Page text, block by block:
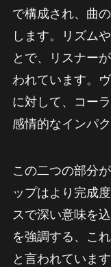
で構成され、曲
します。リズム
とで、リスナー
われています。
に対して、コー
感情的なインパ
この二つの部分
ップはより完成
スで深い意味を
を強調する、こ
と言われています